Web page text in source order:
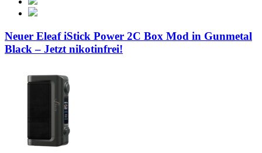
Neuer Eleaf iStick Power 2C Box Mod in Gunmetal
Black – Jetzt nikotinfrei!